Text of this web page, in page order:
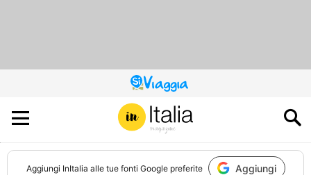
QUESTO
SITO
CONTRIBUISCE
ALL’AUDIENCE
DI
Aggiungi InItalia alle tue fonti Google preferite Aggiungi